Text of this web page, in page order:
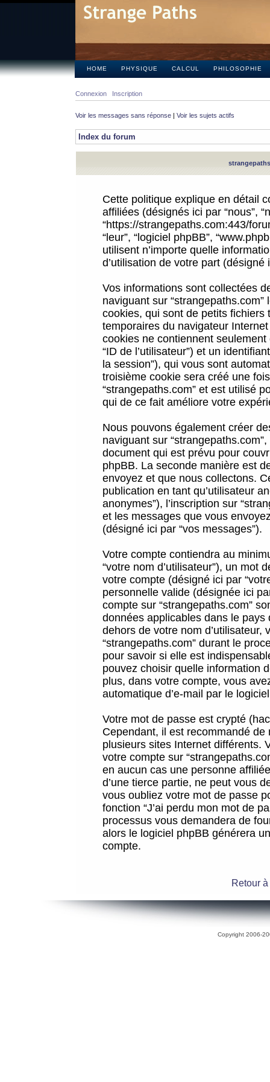
HOME PHYSIQUE CALCUL PHILOSOPHIE
Connexion Inscription
Voir les messages sans réponse | Voir les sujets actifs
Index du forum
Cette politique explique en détail
affiliées (désignés ici par “nous”,
“https://strangepaths.com:443/
“leur”, “logiciel phpBB”,
utilisent n’importe quelle
d’utilisation de votre part (désigné
Vos informations sont collectées
naviguant sur
cookies, qui sont de petits
temporaires du navigateur
cookies ne contiennent
“ID de l’utilisateur”) et un
la session”), qui vous sont
troisième cookie sera créé une
“strangepaths.com” et est utilisé
qui de ce fait améliore votre
Nous pouvons également créer
naviguant sur
document qui est prévu pour
phpBB. La seconde manière est
envoyez et que nous collectons.
publication en tant qu’utilisateur
anonymes”), l’inscription sur
et les messages que vous
(désigné ici par “vos messages”).
Votre compte contiendra au
“votre nom d’utilisateur”), un mot
votre compte (désigné ici par
personnelle valide (désignée ici
compte sur “strangepaths.com”
données applicables dans le
dehors de votre nom
“strangepaths.com” durant le
pour savoir si elle est
pouvez choisir quelle information
plus, dans votre compte, vous
automatique d’e-mail par le
Votre mot de passe est crypté
Cependant, il est recommandé
plusieurs sites Internet différents.
votre compte sur
en aucun cas une personne
d’une tierce partie, ne peut vous
vous oubliez votre mot de passe
fonction “J’ai perdu mon mot de
processus vous demandera de
alors le logiciel phpBB générera
compte.
Retour
Copyright 2006-